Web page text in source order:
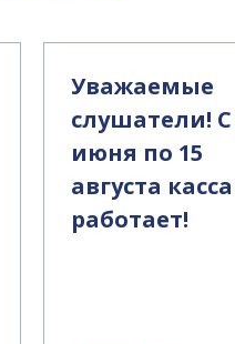
Уважаемые
слушатели! С
июня по 15
августа
работает!